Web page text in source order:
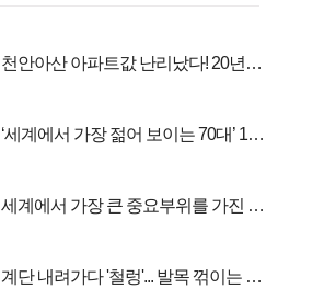
천안아산 아파트값 난리났다! 20년
‘세계에서 가장 젊어 보이는 70대’ 1위
세계에서 가장 큰 중요부위를 가진 남
계단 내려가다 '철렁'... 발목 꺾이는 이